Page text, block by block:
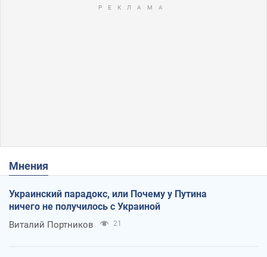
Мнения
Украинский парадокс, или Почему у Путина
ничего не получилось с Украиной
Виталий Портников 21